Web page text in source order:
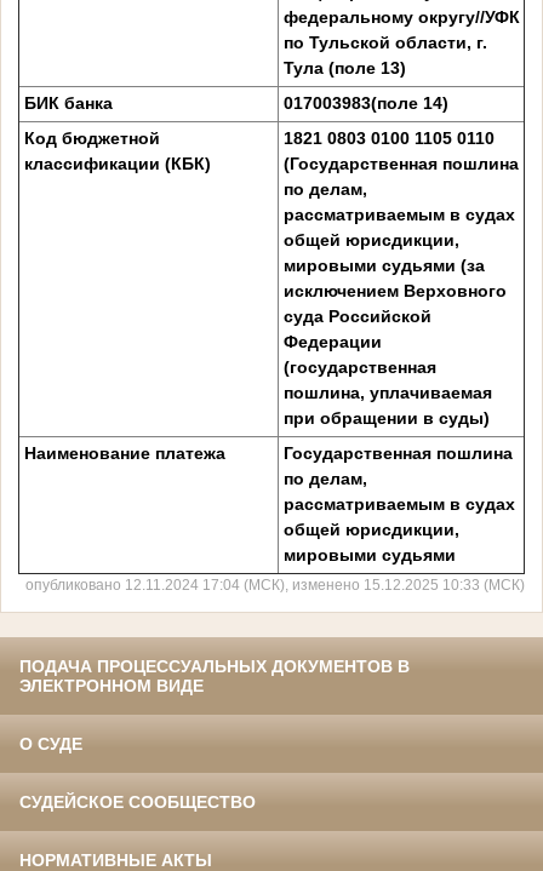
федеральному округу//УФК
по Тульской области, г.
Тула(поле 13)
БИК банка
017003983(поле 14)
Код бюджетной
классификации (КБК)
1821 0803 0100 1105 0110
(Государственная пошлина
по делам,
рассматриваемым в судах
общей юрисдикции,
мировыми судьями (за
исключением Верховного
суда Российской
Федерации
(государственная
пошлина, уплачиваемая
при обращении в суды)
Наименование платежа
Государственная пошлина
по делам,
рассматриваемым в судах
общей юрисдикции,
мировыми судьями
опубликовано 12.11.2024 17:04 (МСК), изменено 15.12.2025 10:33 (МСК)
ПОДАЧА ПРОЦЕССУАЛЬНЫХ ДОКУМЕНТОВ В
ЭЛЕКТРОННОМ ВИДЕ
О СУДЕ
СУДЕЙСКОЕ СООБЩЕСТВО
НОРМАТИВНЫЕ АКТЫ